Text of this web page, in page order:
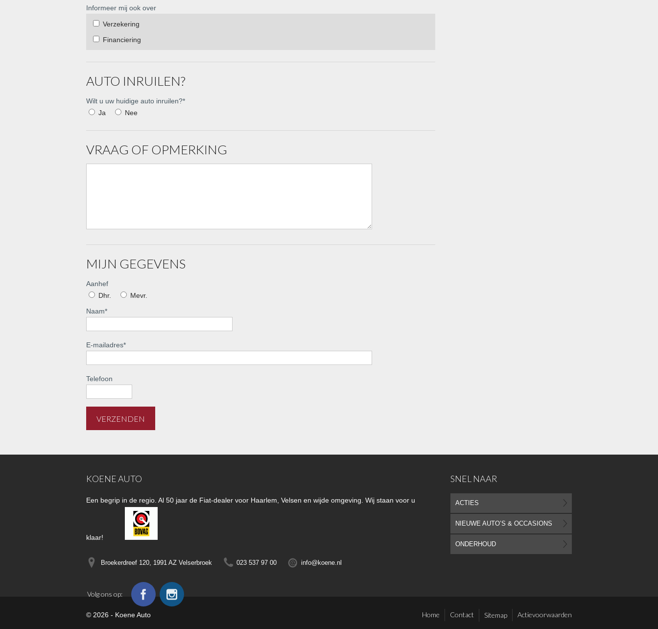
Informeer mij ook over
Verzekering
Financiering
AUTO INRUILEN?
Wilt u uw huidige auto inruilen?*
Ja
Nee
VRAAG OF OPMERKING
MIJN GEGEVENS
Aanhef
Dhr.
Mevr.
Naam*
E-mailadres*
Telefoon
KOENE AUTO
Een begrip in de regio. Al 50 jaar de Fiat-dealer voor Haarlem, Velsen en wijde omgeving. Wij staan voor u
klaar!
Broekerdreef 120, 1991 AZ Velserbroek 023 537 97 00 info@koene.nl
Volg ons op:
SNEL NAAR
ACTIES
NIEUWE AUTO’S & OCCASIONS
ONDERHOUD
Home Contact Sitemap Actievoorwaarden
© 2026 - Koene Auto